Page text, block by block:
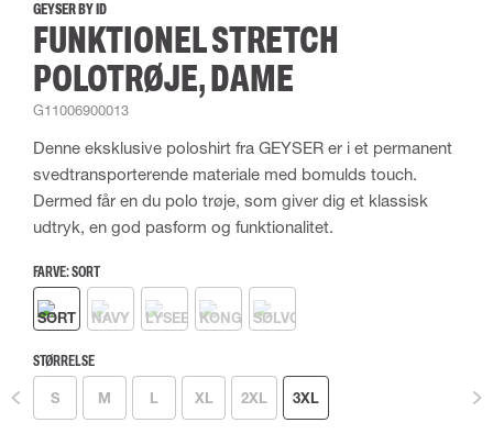
GEYSER BY ID
FUNKTIONEL STRETCH
POLOTRØJE, DAME
G11006900013
Denne eksklusive poloshirt fra GEYSER er i et permanent
svedtransporterende materiale med bomulds touch.
Dermed får en du polo trøje, som giver dig et klassisk
udtryk, en god pasform og funktionalitet.
FARVE:SORT
STØRRELSE
S M L XL 2XL 3XL